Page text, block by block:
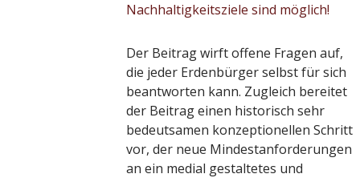
Nachhaltigkeitsziele sind möglich!
Der Beitrag wirft offene Fragen auf,
die jeder Erdenbürger selbst für sich
beantworten kann. Zugleich bereitet
der Beitrag einen historisch sehr
bedeutsamen konzeptionellen Schritt
vor, der neue Mindestanforderungen
an ein medial gestaltetes und